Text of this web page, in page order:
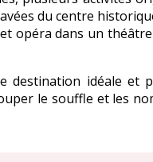
du centre
opéra dans un
destination idéale
le souffle et les